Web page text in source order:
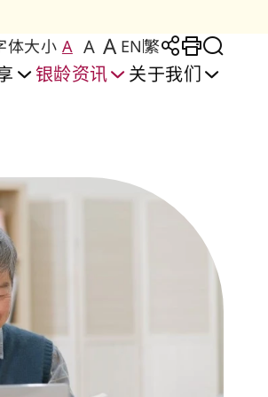
体大小 ARegular Text Size
AMedium Text Size
ALarge Text Size
EN繁
分享至
Print切换
银龄资讯 关于我们